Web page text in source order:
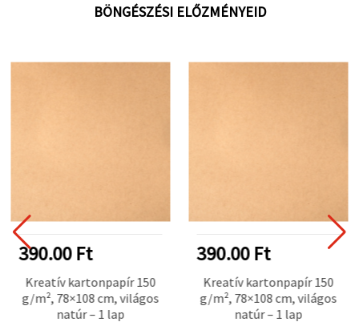
BÖNGÉSZÉSI ELŐZMÉNYEID
390.00 Ft
Kreatív kartonpapír 150
g/m², 78×108 cm, világos
natúr – 1 lap
390.00 Ft
Kreatív kartonpapír 150
g/m², 78×108 cm, világos
natúr – 1 lap